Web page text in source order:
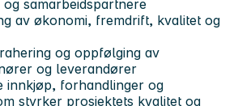
samarbeidspartnere
av økonomi, fremdrift, kvalitet og
og oppfølging av
og leverandører
innkjøp, forhandlinger og
styrker prosjektets kvalitet og